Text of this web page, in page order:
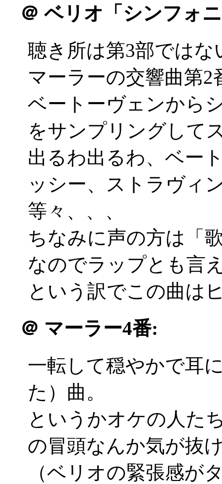
＠ ベリオ「シンフォ
聴き所は第3部ではな
マーラーの交響曲第
ベートーヴェンから
をサンプリングして
出るわ出るわ、ベー
ッシー、ストラヴィ
等々、、、
ちなみに声の方は「
なのでラップとも言
という訳でこの曲は
＠ マーラー4番:
一転して穏やかで耳
た）曲。
というかオケの人た
の冒頭なんか気が抜
（ベリオの緊張感が